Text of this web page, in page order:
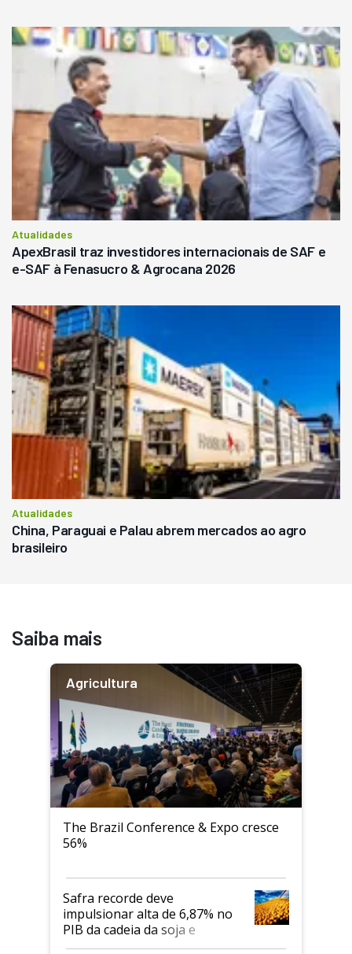
Atualidades
ApexBrasil traz investidores internacionais de SAF e
e-SAF à Fenasucro & Agrocana 2026
Atualidades
China, Paraguai e Palau abrem mercados ao agro
brasileiro
Saiba mais
Agricultura
The Brazil Conference & Expo cresce
56%
Safra recorde deve
impulsionar alta de 6,87% no
PIB da cadeia da soja e
biodiesel em 2026